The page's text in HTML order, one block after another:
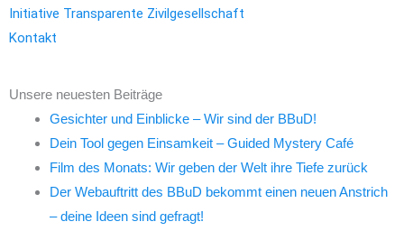
Initiative Transparente Zivilgesellschaft
Kontakt
Unsere neuesten Beiträge
Gesichter und Einblicke – Wir sind der BBuD!
Dein Tool gegen Einsamkeit – Guided Mystery Café
Film des Monats: Wir geben der Welt ihre Tiefe zurück
Der Webauftritt des BBuD bekommt einen neuen Anstrich
– deine Ideen sind gefragt!